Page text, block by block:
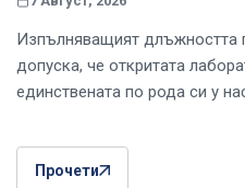
Изпълняващият длъжността
допуска, че откритата
единствената по рода си у
Прочети